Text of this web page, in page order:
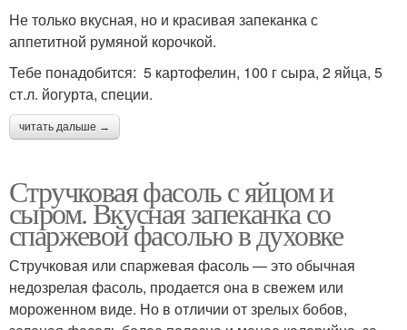
Не только вкусная, но и красивая запеканка с
аппетитной румяной корочкой.
Тебе понадобится: 5 картофелин, 100 г сыра, 2 яйца, 5
ст.л. йогурта, специи.
читать дальше →
Стручковая фасоль с яйцом и
сыром. Вкусная запеканка со
спаржевой фасолью в духовке
Стручковая или спаржевая фасоль — это обычная
недозрелая фасоль, продается она в свежем или
мороженном виде. Но в отличии от зрелых бобов,